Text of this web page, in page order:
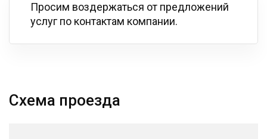
Просим воздержаться от предложений
услуг по контактам компании.
Схема проезда